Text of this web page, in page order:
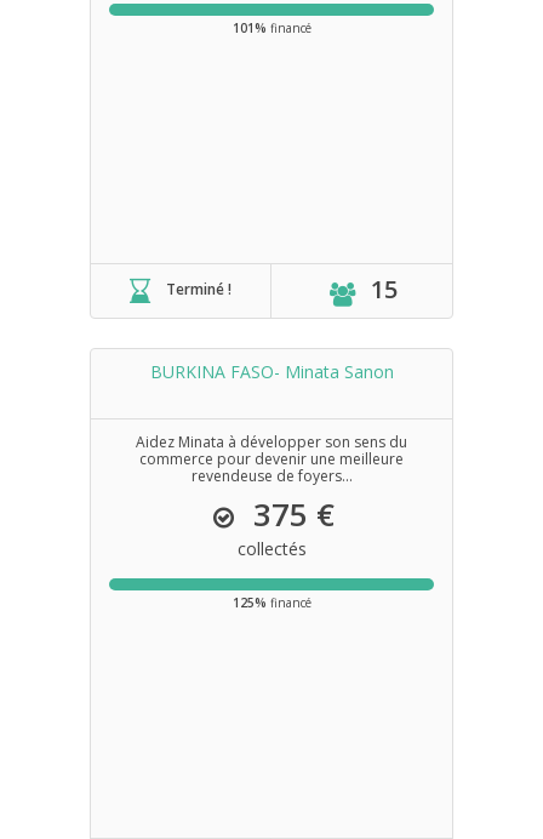
101% financé
Terminé ! 15
BURKINA FASO- Minata Sanon
Aidez Minata à développer son sens du
commerce pour devenir une meilleure
revendeuse de foyers...
375 €
collectés
125% financé